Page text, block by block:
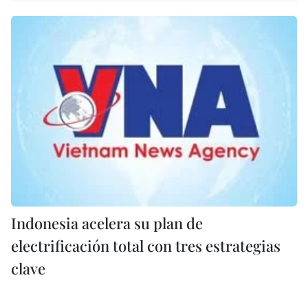
Indonesia acelera su plan de
electrificación total con tres estrategias
clave